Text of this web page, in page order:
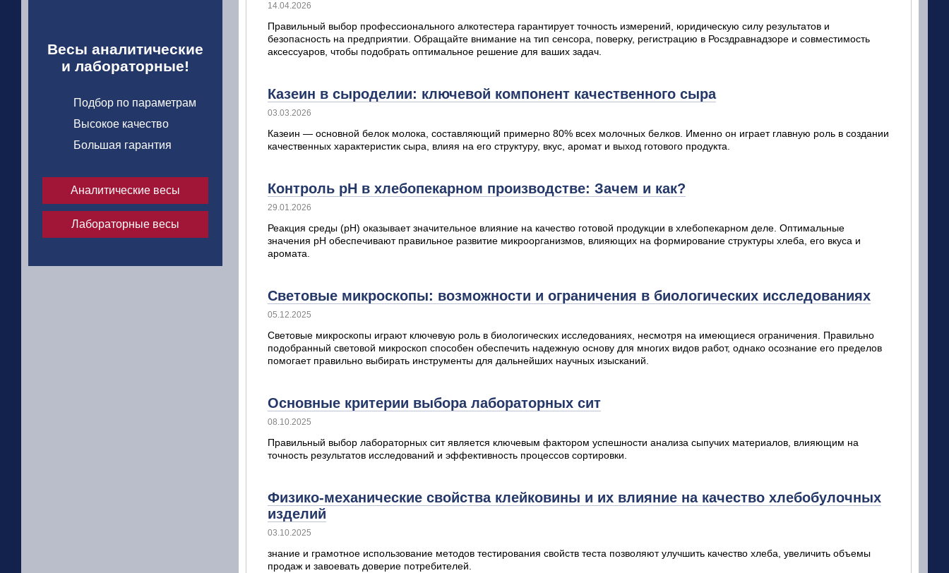
Весы аналитические
и лабораторные!
Подбор по параметрам
Высокое качество
Большая гарантия
Аналитические весы
Лабораторные весы
14.04.2026
Правильный выбор профессионального алкотестера гарантирует точность измерений, юридическую силу результатов и
безопасность на предприятии. Обращайте внимание на тип сенсора, поверку, регистрацию в Росздравнадзоре и совместимость
аксессуаров, чтобы подобрать оптимальное решение для ваших задач.
Казеин в сыроделии: ключевой компонент качественного сыра
03.03.2026
Казеин — основной белок молока, составляющий примерно 80% всех молочных белков. Именно он играет главную роль в создании
качественных характеристик сыра, влияя на его структуру, вкус, аромат и выход готового продукта.
Контроль pH в хлебопекарном производстве: Зачем и как?
29.01.2026
Реакция среды (pH) оказывает значительное влияние на качество готовой продукции в хлебопекарном деле. Оптимальные
значения pH обеспечивают правильное развитие микроорганизмов, влияющих на формирование структуры хлеба, его вкуса и
аромата.
Световые микроскопы: возможности и ограничения в биологических исследованиях
05.12.2025
Световые микроскопы играют ключевую роль в биологических исследованиях, несмотря на имеющиеся ограничения. Правильно
подобранный световой микроскоп способен обеспечить надежную основу для многих видов работ, однако осознание его пределов
помогает правильно выбирать инструменты для дальнейших научных изысканий.
Основные критерии выбора лабораторных сит
08.10.2025
Правильный выбор лабораторных сит является ключевым фактором успешности анализа сыпучих материалов, влияющим на
точность результатов исследований и эффективность процессов сортировки.
Физико-механические свойства клейковины и их влияние на качество хлебобулочных
изделий
03.10.2025
знание и грамотное использование методов тестирования свойств теста позволяют улучшить качество хлеба, увеличить объемы
продаж и завоевать доверие потребителей.